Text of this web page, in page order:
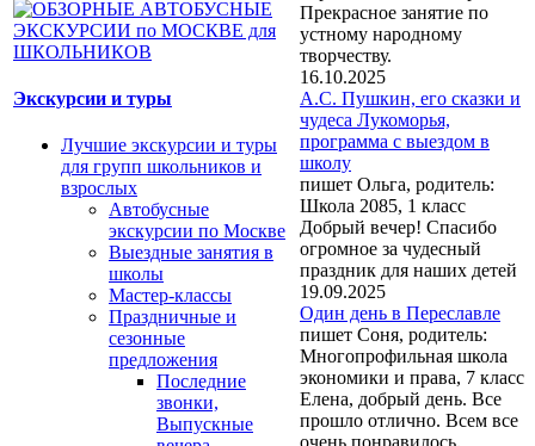
Экскурсии и туры
Лучшие экскурсии и туры
для групп школьников и
взрослых
Автобусные
экскурсии по Москве
Выездные занятия в
школы
Мастер-классы
Праздничные и
сезонные
предложения
Последние
звонки,
Выпускные
Прекрасное занятие по
устному народному
творчеству.
16.10.2025
А.С. Пушкин, его сказки и
чудеса Лукоморья,
программа с выездом в
школу
пишет Ольга, родитель:
Школа 2085, 1 класс
Добрый вечер! Спасибо
огромное за чудесный
праздник для наших детей
19.09.2025
Один день в Переславле
пишет Соня, родитель:
Многопрофильная школа
экономики и права, 7 класс
Елена, добрый день. Все
прошло отлично. Всем все
очень понравилось.